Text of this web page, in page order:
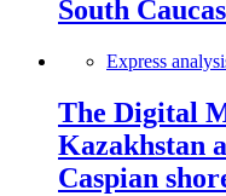
South
Express
The Digital
Kazakhstan
Caspian